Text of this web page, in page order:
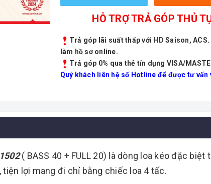
HỖ TRỢ TRẢ GÓP THỦ
Trả góp lãi suất thấp với HD Saison,
làm hồ sơ online.
Trả góp 0% qua thẻ tín dụng VISA/
Quý khách liên hệ số Hotline để được tư vấn
( BASS 40 + FULL 20) là dòng loa kéo đặc
lợi mang đi chỉ bằng chiếc loa 4 tấc.